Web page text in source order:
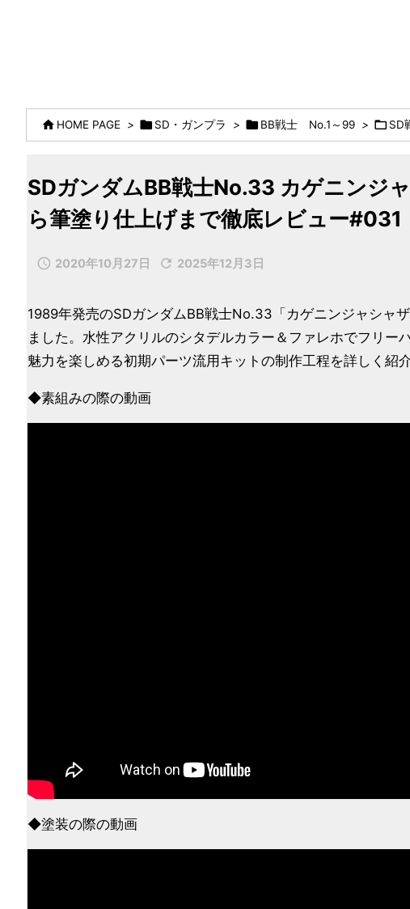
 HOME PAGE > SD・ガンプラ > BB戦士 No.1～99 > SD
SDガンダムBB戦士No.33 カゲニンジ
ら筆塗り仕上げまで徹底レビュー#031
 2020年10月27日  2025年12月3日
1989年発売のSDガンダムBB戦士No.33「カゲニンジャシャ
ました。水性アクリルのシタデルカラー＆ファレホでフリー
魅力を楽しめる初期パーツ流用キットの制作工程を詳しく紹介
◆素組みの際の動画
◆塗装の際の動画